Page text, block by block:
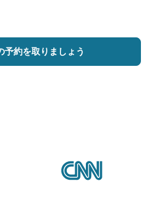
約を取りましょう